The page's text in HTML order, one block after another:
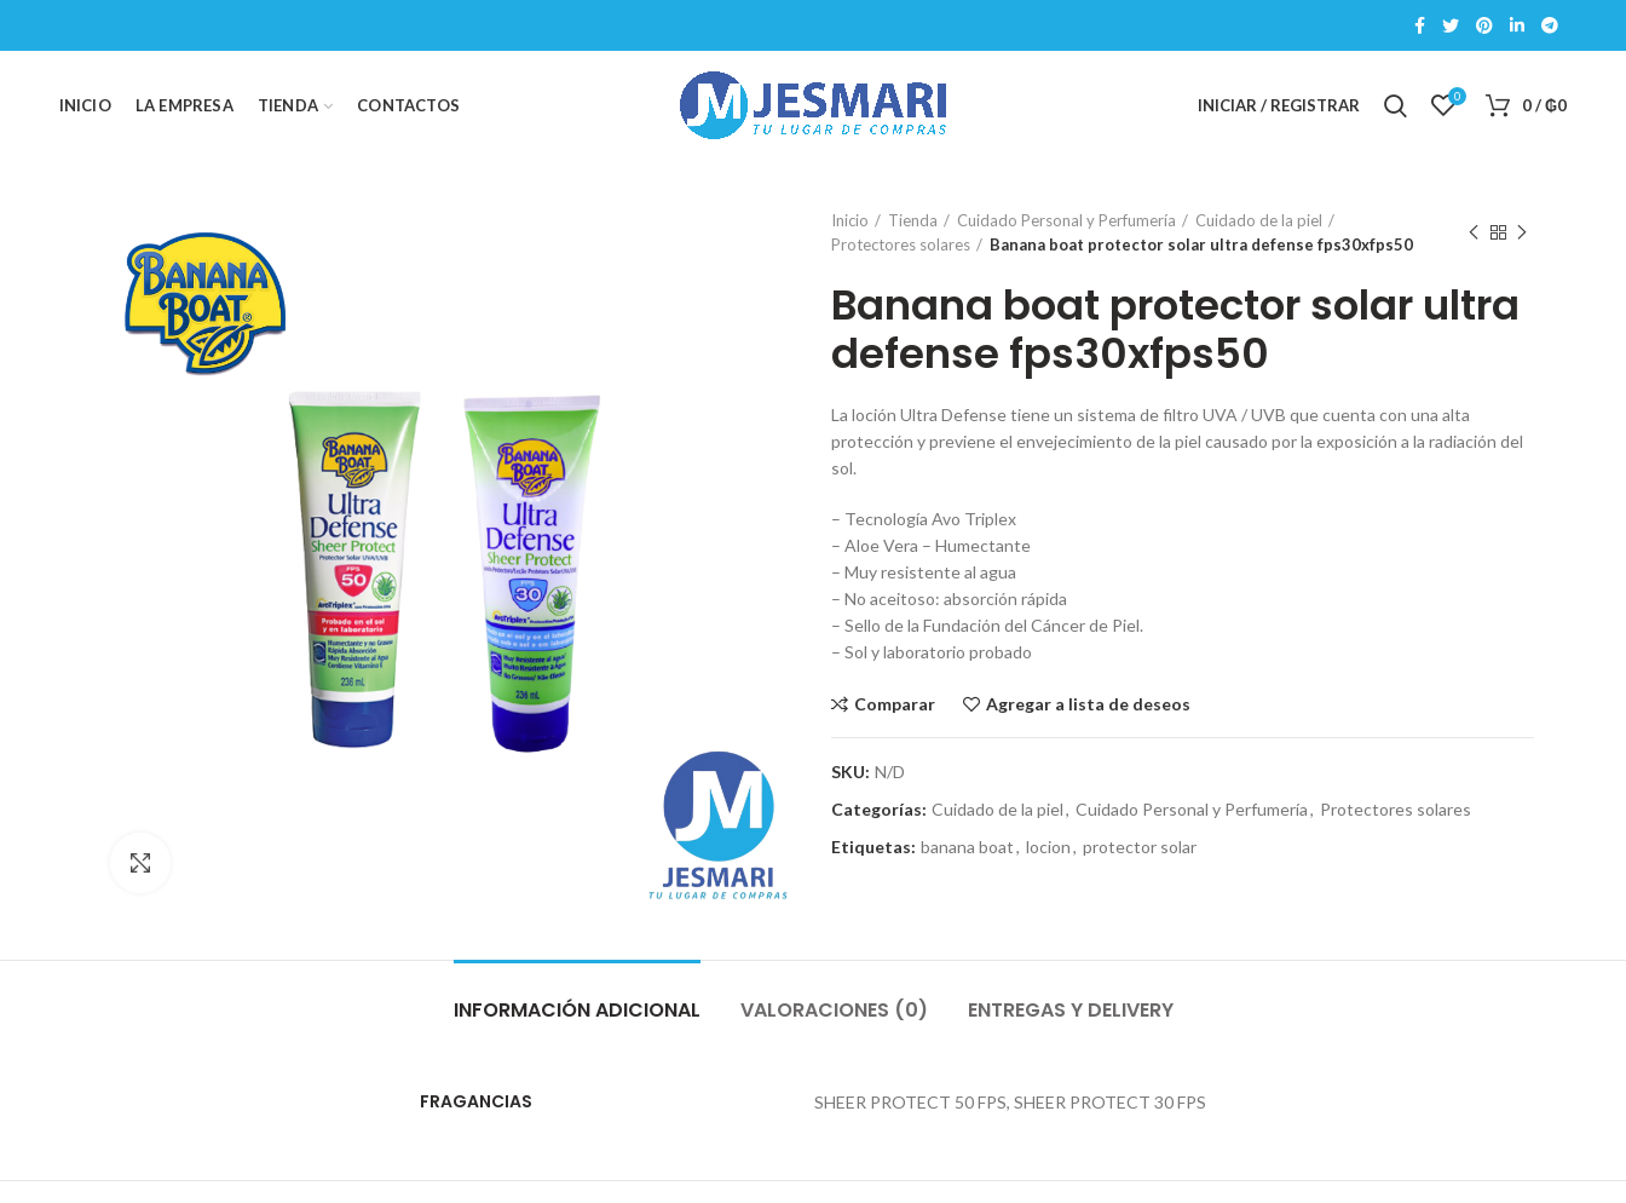
INICIO LA EMPRESA TIENDA CONTACTOS INICIAR / REGISTRAR 0 0/ ₲0
Inicio Tienda Cuidado Personal y Perfumería
Cuidado de la piel
Protectores solares
Banana boat protector solar ultra defense fps30xfps50
Banana boat protector solar ultra
defense fps30xfps50
La loción Ultra Defense tiene un sistema de filtro UVA / UVB que cuenta con una alta
protección y previene el envejecimiento de la piel causado por la exposición a la radiación del
sol.
– Tecnología Avo Triplex
– Aloe Vera – Humectante
– Muy resistente al agua
– No aceitoso: absorción rápida
– Sello de la Fundación del Cáncer de Piel.
– Sol y laboratorio probado
Comparar Agregar a lista de deseos
SKU: N/D
Categorías: Cuidado de la piel, Cuidado Personal y Perfumería, Protectores solares
Etiquetas: banana boat, locion, protector solar
INFORMACIÓN ADICIONAL VALORACIONES (0) ENTREGAS Y DELIVERY
FRAGANCIAS SHEER PROTECT 50 FPS, SHEER PROTECT 30 FPS